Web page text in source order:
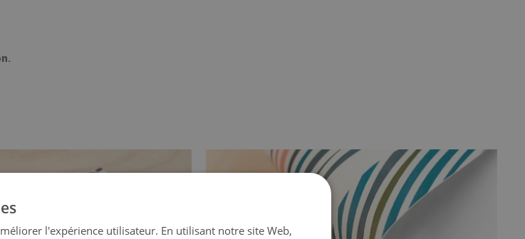
l'expérience utilisateur. En utilisant notre site Web,